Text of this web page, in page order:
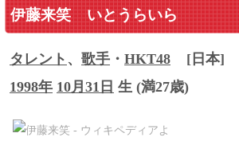
伊藤来笑 いとうらいら
タレント 、 歌手 ・ HKT48
[日本]
1998年 10月31日 生 (満27歳)